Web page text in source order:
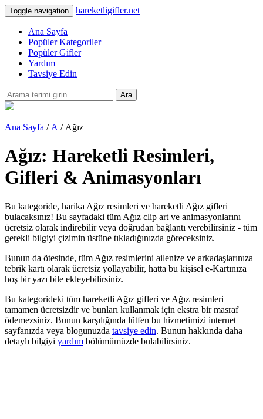
Toggle navigation hareketligifler.net
Ana Sayfa
Popüler Kategoriler
Popüler Gifler
Yardım
Tavsiye Edin
Ara
Ana Sayfa / A / Ağız
Ağız: Hareketli Resimleri,
Gifleri & Animasyonları
Bu kategoride, harika Ağız resimleri ve hareketli Ağız gifleri
bulacaksınız! Bu sayfadaki tüm Ağız clip art ve animasyonlarını
ücretsiz olarak indirebilir veya doğrudan bağlantı verebilirsiniz - tüm
gerekli bilgiyi çizimin üstüne tıkladığınızda göreceksiniz.
Bunun da ötesinde, tüm Ağız resimlerini ailenize ve arkadaşlarınıza
tebrik kartı olarak ücretsiz yollayabilir, hatta bu kişisel e-Kartınıza
hoş bir yazı bile ekleyebilirsiniz.
Bu kategorideki tüm hareketli Ağız gifleri ve Ağız resimleri
tamamen ücretsizdir ve bunları kullanmak için ekstra bir masraf
ödemezsiniz. Bunun karşılığında lütfen bu hizmetimizi internet
sayfanızda veya blogunuzda tavsiye edin. Bunun hakkında daha
detaylı bilgiyi yardım bölümümüzde bulabilirsiniz.